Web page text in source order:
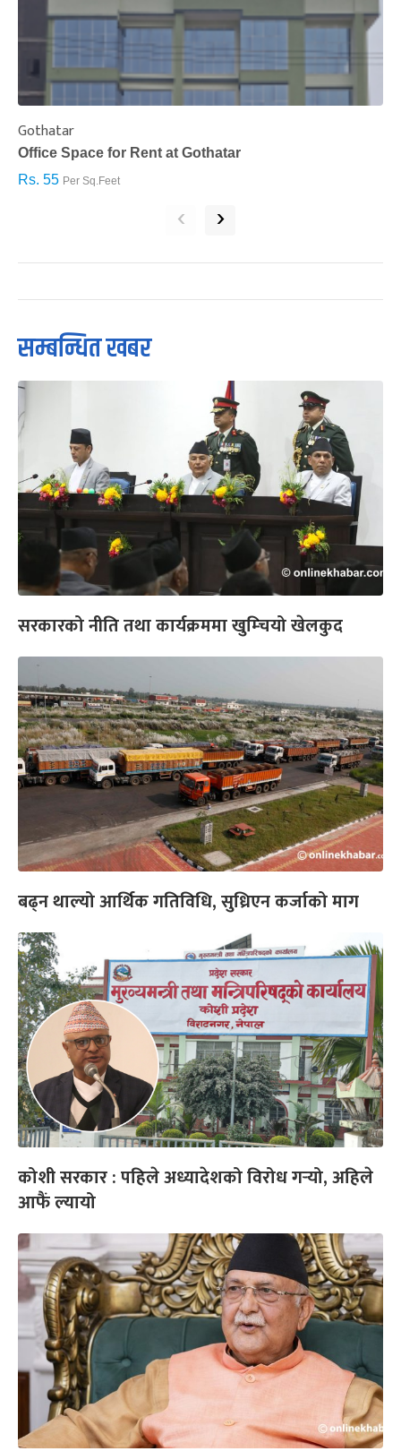
Gothatar
Office Space for Rent at Gothatar
Rs. 55 Per Sq.Feet
‹ ›
सम्बन्धित खबर
सरकारको नीति तथा कार्यक्रममा खुम्चियो खेलकुद
बढ्न थाल्यो आर्थिक गतिविधि, सुध्रिएन कर्जाको माग
कोशी सरकार : पहिले अध्यादेशको विरोध गर्‍यो, अहिले
आफैं ल्यायो